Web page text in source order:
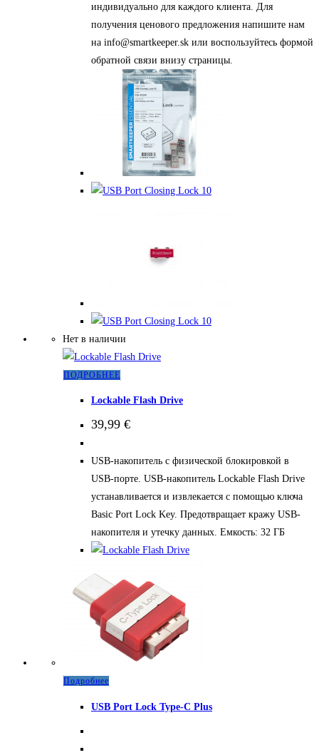
индивидуально для каждого клиента. Для
получения ценового предложения напишите нам
на info@smartkeeper.sk или воспользуйтесь формой
обратной связи внизу страницы.
Нет в наличии
ПОДРОБНЕЕ
несколько
Опции
можно
выбрать
на
странице
товара.
Lockable Flash Drive
39,99 €
USB-накопитель с физической блокировкой в
USB-порте. USB-накопитель Lockable Flash Drive
устанавливается и извлекается с помощью ключа
Basic Port Lock Key. Предотвращает кражу USB-
накопителя и утечку данных. Емкость: 32 ГБ
Подробнее
USB Port Lock Type-C Plus